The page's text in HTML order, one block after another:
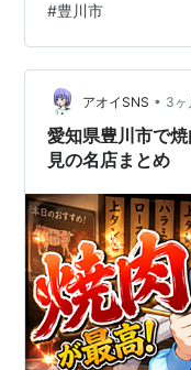
#豊川市
アオイSNS • 3ヶ
愛知県豊川市で
見の名店まとめ